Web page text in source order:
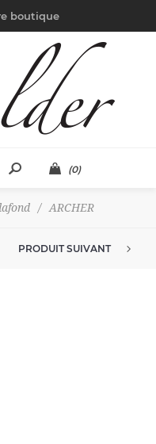
boutique
(0)
/ ARCHER
PRODUIT SUIVANT